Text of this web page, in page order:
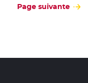
Page suivante